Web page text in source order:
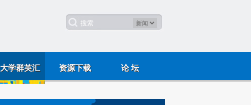
大学群英汇 资源下载 论 坛